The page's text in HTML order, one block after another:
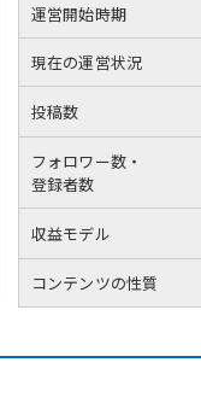
運営開始時期
現在の運営状況
投稿数
フォロワー数・
登録者数
収益モデル
コンテンツの性質